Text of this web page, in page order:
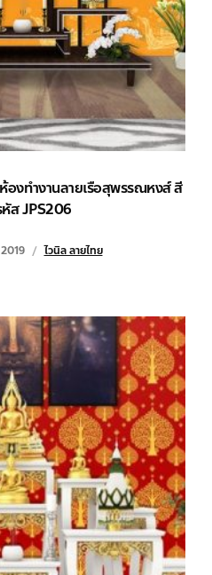
องทำงานลายเรือสุพรรณหงส์ สี
หัส JPS206
ไวนิล ลายไทย